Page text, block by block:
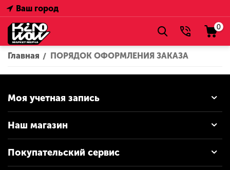
Ваш город
0
Главная / ПОРЯДОК ОФОРМЛЕНИЯ ЗАКАЗА
Моя учетная запись
Наш магазин
Покупательский сервис